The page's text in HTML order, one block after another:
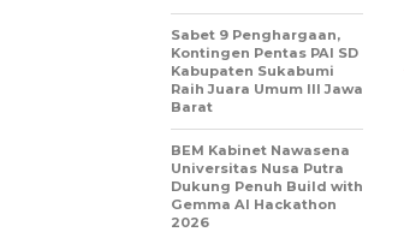
Sabet 9 Penghargaan,
Kontingen Pentas PAI SD
Kabupaten Sukabumi
Raih Juara Umum III Jawa
Barat
BEM Kabinet Nawasena
Universitas Nusa Putra
Dukung Penuh Build with
Gemma AI Hackathon
2026